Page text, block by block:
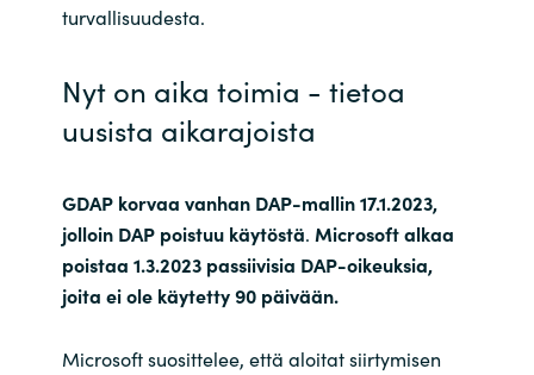
Malaysia
Middle East
Netherlands
Norway
turvallisuudesta.
Nyt on aika toimia - tietoa
uusista aikarajoista
GDAP korvaa vanhan DAP-mallin 17.1.2023,
jolloin DAP poistuu käytöstä. Microsoft alkaa
poistaa 1.3.2023 passiivisia DAP-oikeuksia,
joita ei ole käytetty 90 päivään.
Microsoft suosittelee, että aloitat siirtymisen